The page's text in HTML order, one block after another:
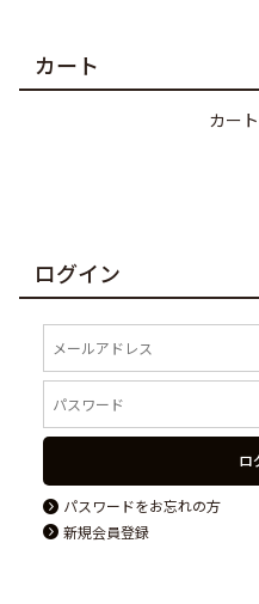
カート
カー
ログイン
ロ
パスワードをお忘れの方
新規会員登録